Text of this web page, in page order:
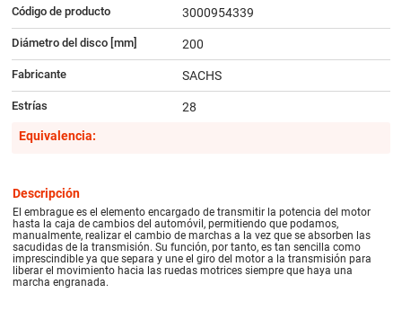
Código de producto 3000954339
Diámetro del disco [mm] 200
Fabricante SACHS
Estrías
28
Equivalencia:
Descripción
El embrague es el elemento encargado de transmitir la potencia del motor
hasta la caja de cambios del automóvil, permitiendo que podamos,
manualmente, realizar el cambio de marchas a la vez que se absorben las
sacudidas de la transmisión. Su función, por tanto, es tan sencilla como
imprescindible ya que separa y une el giro del motor a la transmisión para
liberar el movimiento hacia las ruedas motrices siempre que haya una
marcha engranada.